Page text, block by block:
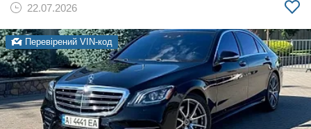
22.07.2026
Перевірений VIN-код